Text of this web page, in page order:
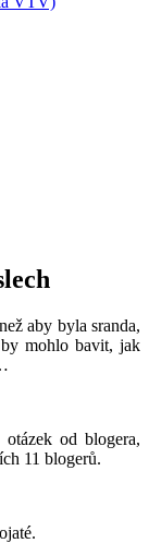
aby byla sranda,
mohlo bavit, jak
od blogera,
11 blogerů.